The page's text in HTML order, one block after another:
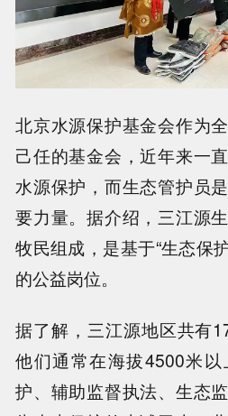
北京水源保护基金会作为
己任的基金会，近年来一
水源保护，而生态管护员
要力量。据介绍，三江源
牧民组成，是基于“生态保
的公益岗位。
据了解，三江源地区共有
他们通常在海拔4500米
护、辅助监督执法、生态